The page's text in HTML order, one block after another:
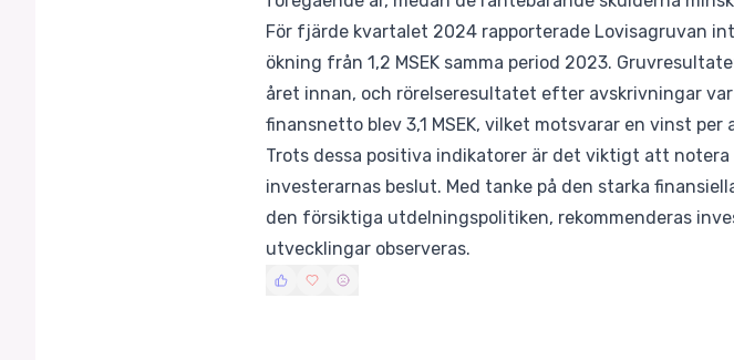
För fjärde kvartalet 2024 rapporterade Lovisagruvan
ökning från 1,2 MSEK samma period 2023.
året innan, och rörelseresultatet efter avskrivningar
finansnetto blev 3,1 MSEK, vilket motsvarar en vinst per
Trots dessa positiva indikatorer är det viktigt att
investerarnas beslut. Med tanke på den starka
den försiktiga utdelningspolitiken, rekommenderas
utvecklingar observeras.